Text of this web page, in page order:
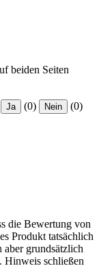
beiden Seiten
Ja (0) Nein (0)
die Bewertung von
Produkt tatsächlich
aber grundsätzlich
Hinweis schließen